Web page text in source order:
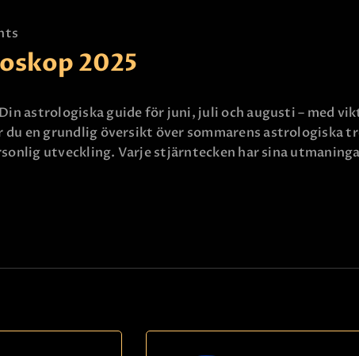
2025
astrologiska guide för juni, juli och augusti – med
du en grundlig översikt över sommarens astrologiska
utveckling. Varje stjärntecken har sina